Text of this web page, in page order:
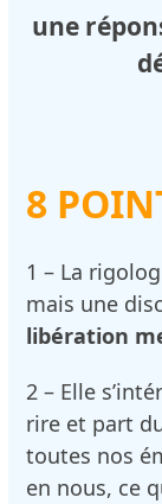
une
8
1 – La
mais une
libération
2 – Elle
rire et part
toutes nos
en nous, ce